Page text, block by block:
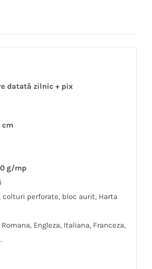
datată zilnic + pix
cm
g/mp
colturi perforate, bloc aurit, Harta
Engleza, Italiana, Franceza,